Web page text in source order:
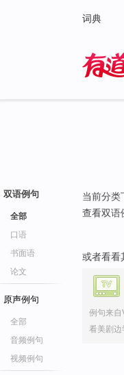
词典
双语例句
全部
口语
书面语
论文
原声例句
全部
音频例句
视频例句
当前分类
查看双语
或者看看
例句来自
看美剧边